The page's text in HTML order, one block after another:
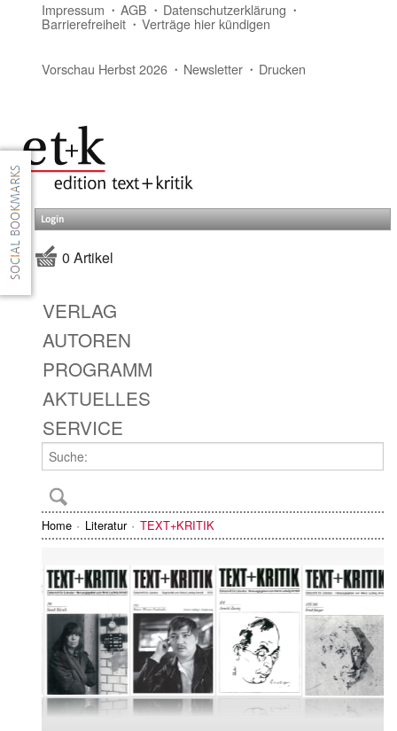
Impressum AGB Datenschutzerklärung
Barrierefreiheit Verträge hier kündigen
Vorschau Herbst 2026 Newsletter Drucken
Login
0 Artikel
VERLAG
AUTOREN
PROGRAMM
AKTUELLES
SERVICE
Home Literatur TEXT+KRITIK